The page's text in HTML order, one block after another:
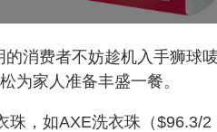
消费者不妨趁机入手狮球
为家人准备丰盛一餐。
珠，如AXE洗衣珠（$96.3/2